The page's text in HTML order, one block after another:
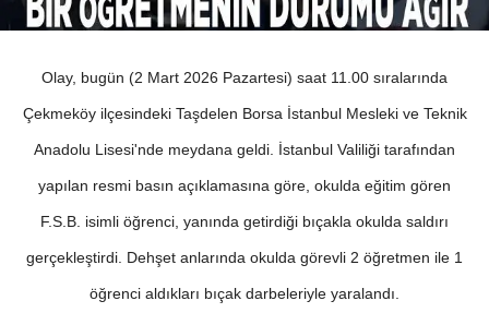
Olay, bugün (2 Mart 2026 Pazartesi) saat 11.00 sıralarında
Çekmeköy ilçesindeki Taşdelen Borsa İstanbul Mesleki ve Teknik
Anadolu Lisesi'nde meydana geldi. İstanbul Valiliği tarafından
yapılan resmi basın açıklamasına göre, okulda eğitim gören
F.S.B. isimli öğrenci, yanında getirdiği bıçakla okulda saldırı
gerçekleştirdi. Dehşet anlarında okulda görevli 2 öğretmen ile 1
öğrenci aldıkları bıçak darbeleriyle yaralandı.